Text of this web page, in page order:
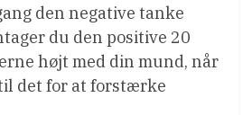
den negative tanke
du den positive 20
højt med din mund, når
det for at forstærke